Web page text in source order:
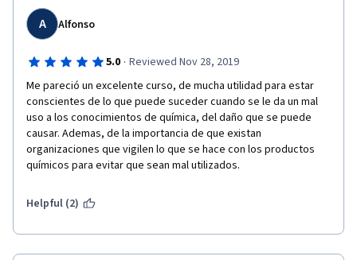
A Alfonso
5.0 · Reviewed Nov 28, 2019
Me pareció un excelente curso, de mucha utilidad para estar
conscientes de lo que puede suceder cuando se le da un mal
uso a los conocimientos de química, del daño que se puede
causar. Ademas, de la importancia de que existan
organizaciones que vigilen lo que se hace con los productos
químicos para evitar que sean mal utilizados.
Helpful (2)